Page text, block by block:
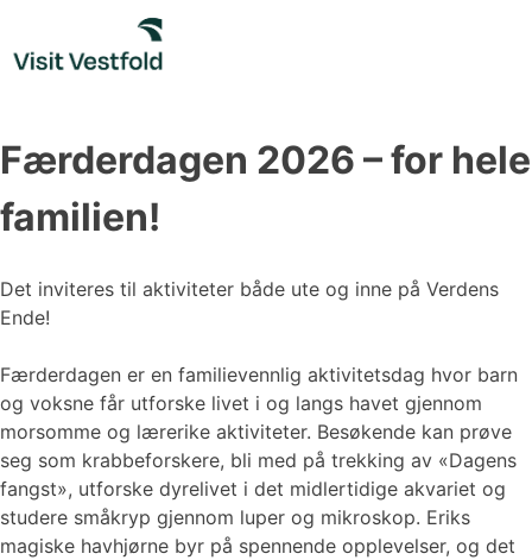
content
Færderdagen 2026 – for hele
familien!
Det inviteres til aktiviteter både ute og inne på Verdens
Ende!
Færderdagen er en familievennlig aktivitetsdag hvor barn
og voksne får utforske livet i og langs havet gjennom
morsomme og lærerike aktiviteter. Besøkende kan prøve
seg som krabbeforskere, bli med på trekking av «Dagens
fangst», utforske dyrelivet i det midlertidige akvariet og
studere småkryp gjennom luper og mikroskop. Eriks
magiske havhjørne byr på spennende opplevelser, og det